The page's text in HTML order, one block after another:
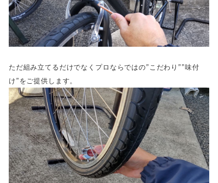
ただ組み立てるだけでなくプロならではの”こだわり””味付
け”をご提供します。